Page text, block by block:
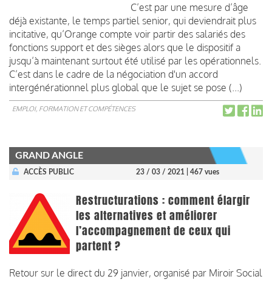
C’est par une mesure d’âge
déjà existante, le temps partiel senior, qui deviendrait plus
incitative, qu’Orange compte voir partir des salariés des
fonctions support et des sièges alors que le dispositif a
jusqu’à maintenant surtout été utilisé par les opérationnels.
C’est dans le cadre de la négociation d'un accord
intergénérationnel plus global que le sujet se pose (...)
EMPLOI, FORMATION ET COMPÉTENCES
GRAND ANGLE
ACCÈS PUBLIC 23 / 03 / 2021 | 467 vues
Restructurations : comment élargir
les alternatives et améliorer
l’accompagnement de ceux qui
partent ?
Retour sur le direct du 29 janvier, organisé par Miroir Social